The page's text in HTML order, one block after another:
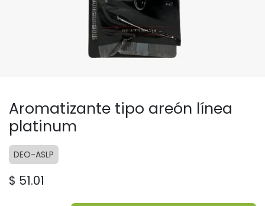
Aromatizante tipo areón línea
platinum
DEO-ASLP
$ 51.01